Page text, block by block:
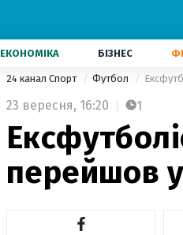
ЕКОНОМІКА БІЗНЕС
24 канал Спорт Футбол
23 вересня, 16:20 1
перейшов